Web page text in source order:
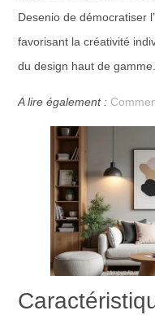
Desenio de démocratiser
favorisant la créativité
du design haut de gamme.
A lire également :